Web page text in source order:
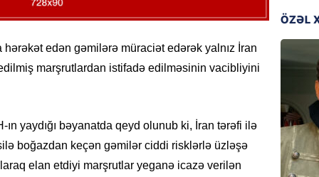
edən gəmilərə müraciət edərək yalnız İran
marşrutlardan istifadə edilməsinin vacibliyini
ın yaydığı bəyanatda qeyd olunub ki, İran tərəfi ilə
boğazdan keçən gəmilər ciddi risklərlə üzləşə
elan etdiyi marşrutlar yeganə icazə verilən
Video
ÖZƏL